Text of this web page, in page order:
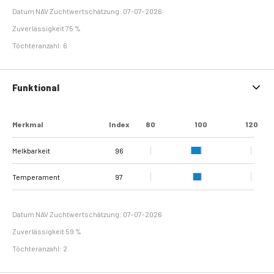
Datum NAV Zuchtwertschätzung: 07-07-2026
Zuverlässigkeit 75 %
Töchteranzahl: 6
Funktional
Merkmal Index 80 100 120
Melkbarkeit 96
Temperament 97
Datum NAV Zuchtwertschätzung: 07-07-2026
Zuverlässigkeit 59 %
Töchteranzahl: 2